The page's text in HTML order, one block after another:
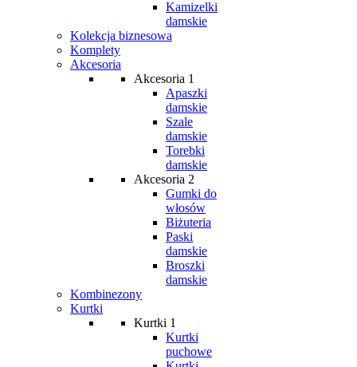
Kamizelki
damskie
Kolekcja biznesowa
Komplety
Akcesoria
Akcesoria 1
Apaszki
damskie
Szale
damskie
Torebki
damskie
Akcesoria 2
Gumki do
włosów
Biżuteria
Paski
damskie
Broszki
damskie
Kombinezony
Kurtki
Kurtki 1
Kurtki
puchowe